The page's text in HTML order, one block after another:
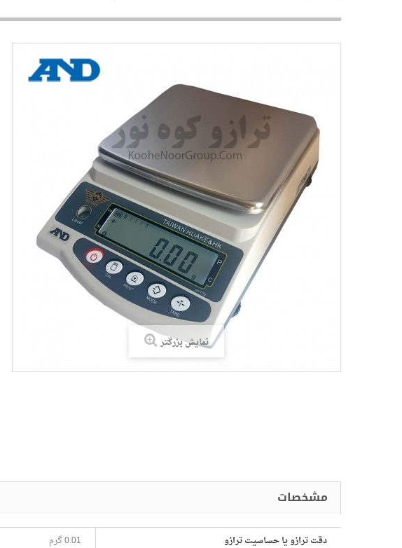
نمایش بزرگتر
دقت ترازو یا حساسیت ترازو
0.01 گرم